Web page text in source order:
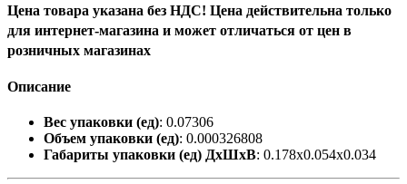
Цена товара указана без НДС! Цена действительна только
для интернет-магазина и может отличаться от цен в
розничных магазинах
Описание
Вес упаковки (ед): 0.07306
Объем упаковки (ед): 0.000326808
Габариты упаковки (ед) ДхШхВ: 0.178x0.054x0.034